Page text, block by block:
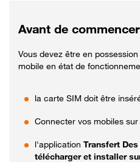
Avant de commencer
Vous devez être en
mobile en état de
la carte SIM doit être
Connecter vos mobiles
l'application Transfert
télécharger et installer